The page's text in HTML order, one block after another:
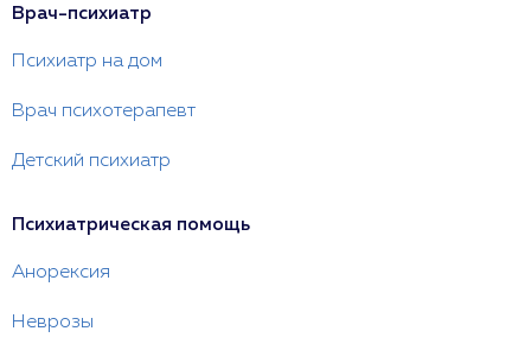
Врач-психиатр
Психиатр на дом
Врач психотерапевт
Детский психиатр
Психиатрическая помощь
Анорексия
Неврозы